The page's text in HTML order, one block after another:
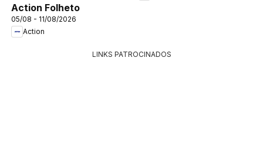
Action Folheto
05/08 - 11/08/2026
Action
LINKS PATROCINADOS